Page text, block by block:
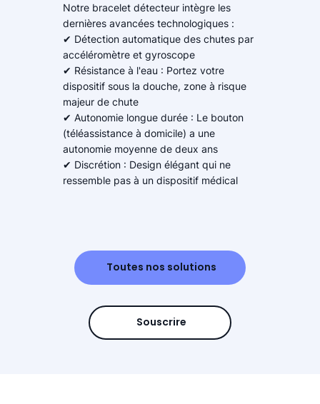
Notre bracelet détecteur intègre les
dernières avancées technologiques :
✔ Détection automatique des chutes par
accéléromètre et gyroscope
✔ Résistance à l'eau : Portez votre
dispositif sous la douche, zone à risque
majeur de chute
✔ Autonomie longue durée : Le bouton
(téléassistance à domicile) a une
autonomie moyenne de deux ans
✔ Discrétion : Design élégant qui ne
ressemble pas à un dispositif médical
Toutes nos solutions
Souscrire